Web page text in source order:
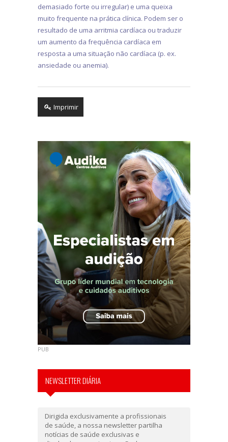
demasiado forte ou irregular) e uma queixa
muito frequente na prática clínica. Podem ser o
resultado de uma arritmia cardíaca ou traduzir
um aumento da frequência cardíaca em
resposta a uma situação não cardíaca (p. ex.
ansiedade ou anemia).
Imprimir
PUB
NEWSLETTER DIÁRIA
Dirigida exclusivamente a profissionais
de saúde, a nossa newsletter partilha
notícias de saúde exclusivas e